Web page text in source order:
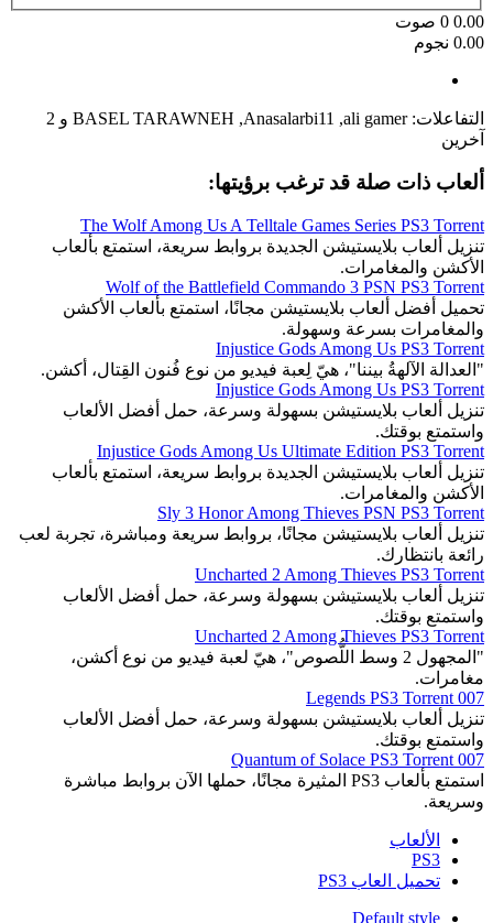
0.00
0 صوت
0.00 نجوم
التفاعلات: ali gamer
,
Anasalarbi11
,
BASEL TARAWNEH
و 2
آخرين
ألعاب ذات صلة قد ترغب برؤيتها:
The Wolf Among Us A Telltale Games Series PS3 Torrent
تنزيل ألعاب بلايستيشن الجديدة بروابط سريعة، استمتع بألعاب
الأكشن والمغامرات.
Wolf of the Battlefield Commando 3 PSN PS3 Torrent
تحميل أفضل ألعاب بلايستيشن مجانًا، استمتع بألعاب الأكشن
والمغامرات بسرعة وسهولة.
Injustice Gods Among Us PS3 Torrent
"العدالة الآلهةُ بيننا"، هيّ لِعبة فيديو من نوع فُنون القِتال، أكشن.
Injustice Gods Among Us PS3 Torrent
تنزيل ألعاب بلايستيشن بسهولة وسرعة، حمل أفضل الألعاب
واستمتع بوقتك.
Injustice Gods Among Us Ultimate Edition PS3 Torrent
تنزيل ألعاب بلايستيشن الجديدة بروابط سريعة، استمتع بألعاب
الأكشن والمغامرات.
Sly 3 Honor Among Thieves PSN PS3 Torrent
تنزيل ألعاب بلايستيشن مجانًا، بروابط سريعة ومباشرة، تجربة لعب
رائعة بانتظارك.
Uncharted 2 Among Thieves PS3 Torrent
تنزيل ألعاب بلايستيشن بسهولة وسرعة، حمل أفضل الألعاب
واستمتع بوقتك.
Uncharted 2 Among Thieves PS3 Torrent
"المجهول 2 وسط اللُّصوص"، هيّ لعبة فيديو من نوع أكشن،
مغامرات.
007 Legends PS3 Torrent
تنزيل ألعاب بلايستيشن بسهولة وسرعة، حمل أفضل الألعاب
واستمتع بوقتك.
007 Quantum of Solace PS3 Torrent
استمتع بألعاب PS3 المثيرة مجانًا، حملها الآن بروابط مباشرة
وسريعة.
الألعاب
PS3
تحميل العاب PS3
Default style